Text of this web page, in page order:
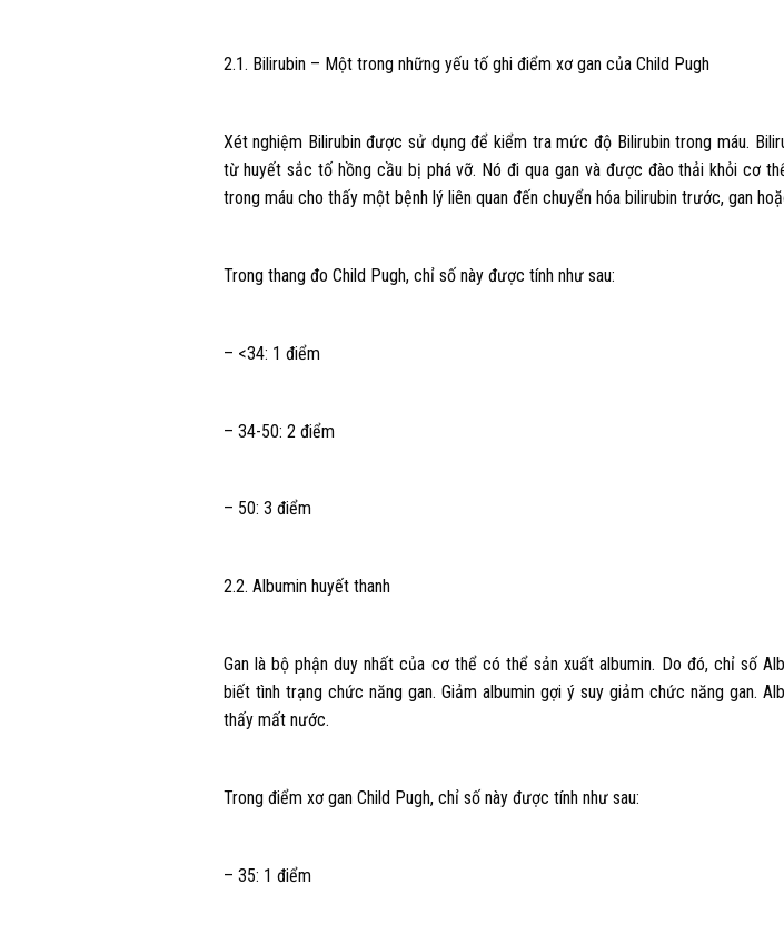
2.1. Bilirubin – Một trong những yếu tố ghi điểm xơ gan của Child Pugh
Xét nghiệm Bilirubin được sử dụng để kiểm tra mức độ Bilirubin trong máu.
từ huyết sắc tố hồng cầu bị phá vỡ. Nó đi qua gan và được đào thải khỏi cơ
trong máu cho thấy một bệnh lý liên quan đến chuyển hóa bilirubin trước, gan
Trong thang đo Child Pugh, chỉ số này được tính như sau:
– <34: 1 điểm
– 34-50: 2 điểm
– 50: 3 điểm
2.2. Albumin huyết thanh
Gan là bộ phận duy nhất của cơ thể có thể sản xuất albumin. Do đó, chỉ số
biết tình trạng chức năng gan. Giảm albumin gợi ý suy giảm chức năng gan.
thấy mất nước.
Trong điểm xơ gan Child Pugh, chỉ số này được tính như sau:
– 35: 1 điểm